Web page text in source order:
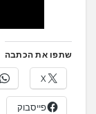
שתפו את הכתבה
X
פייסבוק